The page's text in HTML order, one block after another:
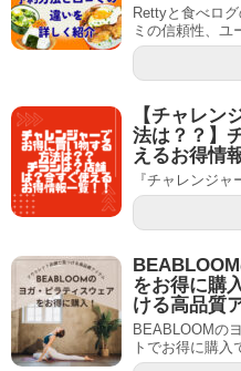
Rettyと食べロ
ミの信頼性、ユ
【チャレン
法は？？】
えるお得情
『チャレンジ
をお得に購
ける高品質
BEABLOOMの
トでお得に購入